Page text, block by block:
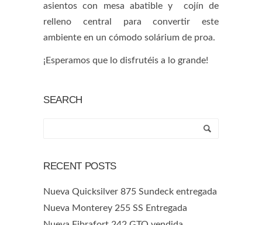
asientos con mesa abatible y cojín de
relleno central para convertir este
ambiente en un cómodo solárium de proa.
¡Esperamos que lo disfrutéis a lo grande!
SEARCH
RECENT POSTS
Nueva Quicksilver 875 Sundeck entregada
Nueva Monterey 255 SS Entregada